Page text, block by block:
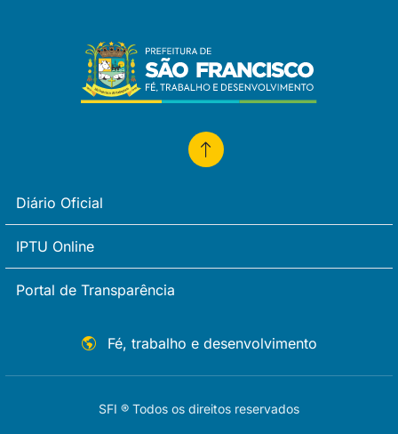
Diário Oficial
IPTU Online
Portal de Transparência
Fé, trabalho e desenvolvimento
SFI ® Todos os direitos reservados